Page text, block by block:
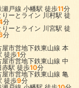
瀬戸線 小幡駅 徒歩11分
りーとライン 川村駅 徒
分
りーとライン 川宮駅 徒
分
屋市営地下鉄東山線 本
徒歩1分
屋市営地下鉄東山線 中
赤駅 徒歩10分
屋市営地下鉄東山線 亀
徒歩9分